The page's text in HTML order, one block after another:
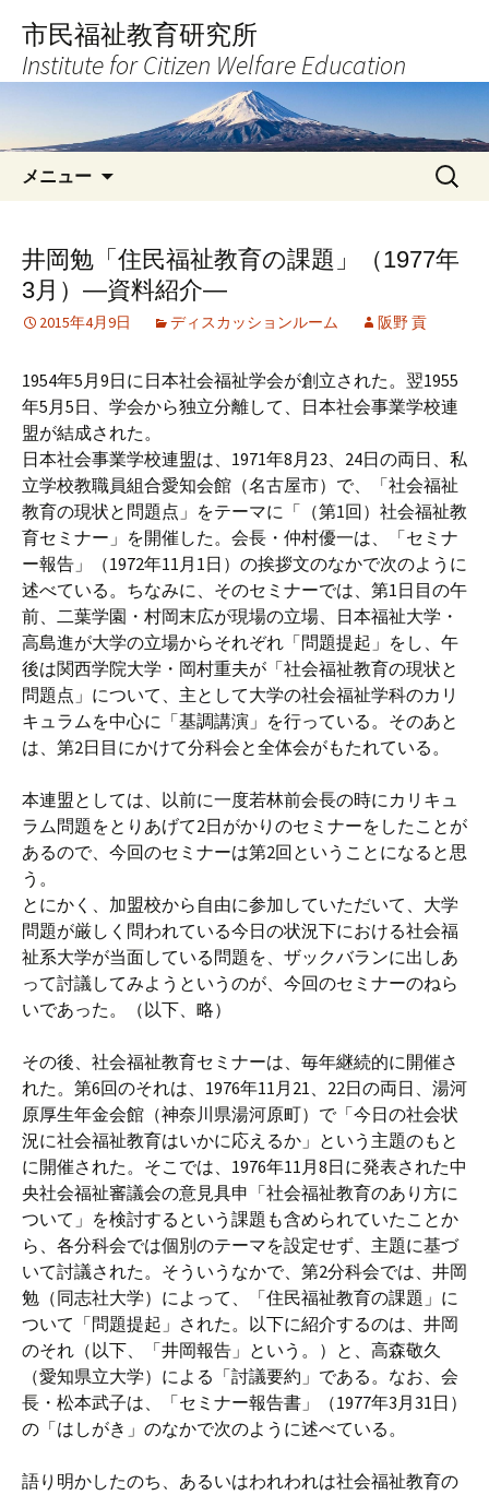
へ
キ
市民福祉教育研究所
Institute for Citizen Welfare Education
メニュー
検
索:
井岡勉「住民福祉教育の課題」（1977年
3月）―資料紹介―
2015年4月9日 ディスカッションルーム 阪野 貢
1954年5月9日に日本社会福祉学会が創立された。翌1955
年5月5日、学会から独立分離して、日本社会事業学校連
盟が結成された。
日本社会事業学校連盟は、1971年8月23、24日の両日、私
立学校教職員組合愛知会館（名古屋市）で、「社会福祉
教育の現状と問題点」をテーマに「（第1回）社会福祉教
育セミナー」を開催した。会長・仲村優一は、「セミナ
ー報告」（1972年11月1日）の挨拶文のなかで次のように
述べている。ちなみに、そのセミナーでは、第1日目の午
前、二葉学園・村岡末広が現場の立場、日本福祉大学・
高島進が大学の立場からそれぞれ「問題提起」をし、午
後は関西学院大学・岡村重夫が「社会福祉教育の現状と
問題点」について、主として大学の社会福祉学科のカリ
キュラムを中心に「基調講演」を行っている。そのあと
は、第2日目にかけて分科会と全体会がもたれている。
本連盟としては、以前に一度若林前会長の時にカリキュ
ラム問題をとりあげて2日がかりのセミナーをしたことが
あるので、今回のセミナーは第2回ということになると思
う。
とにかく、加盟校から自由に参加していただいて、大学
問題が厳しく問われている今日の状況下における社会福
祉系大学が当面している問題を、ザックバランに出しあ
って討議してみようというのが、今回のセミナーのねら
いであった。（以下、略）
その後、社会福祉教育セミナーは、毎年継続的に開催さ
れた。第6回のそれは、1976年11月21、22日の両日、湯河
原厚生年金会館（神奈川県湯河原町）で「今日の社会状
況に社会福祉教育はいかに応えるか」という主題のもと
に開催された。そこでは、1976年11月8日に発表された中
央社会福祉審議会の意見具申「社会福祉教育のあり方に
ついて」を検討するという課題も含められていたことか
ら、各分科会では個別のテーマを設定せず、主題に基づ
いて討議された。そういうなかで、第2分科会では、井岡
勉（同志社大学）によって、「住民福祉教育の課題」に
ついて「問題提起」された。以下に紹介するのは、井岡
のそれ（以下、「井岡報告」という。）と、高森敬久
（愛知県立大学）による「討議要約」である。なお、会
長・松本武子は、「セミナー報告書」（1977年3月31日）
の「はしがき」のなかで次のように述べている。
語り明かしたのち、あるいはわれわれは社会福祉教育の